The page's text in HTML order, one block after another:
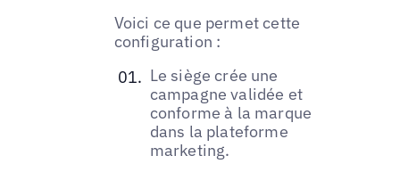
Voici ce que permet cette
configuration :
Le siège crée une
campagne validée et
conforme à la marque
dans la plateforme
marketing.